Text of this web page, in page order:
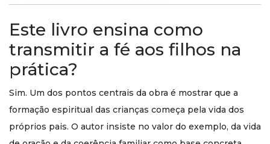
Este livro ensina como
transmitir a fé aos filhos na
prática?
Sim. Um dos pontos centrais da obra é mostrar que a
formação espiritual das crianças começa pela vida dos
próprios pais. O autor insiste no valor do exemplo, da vida